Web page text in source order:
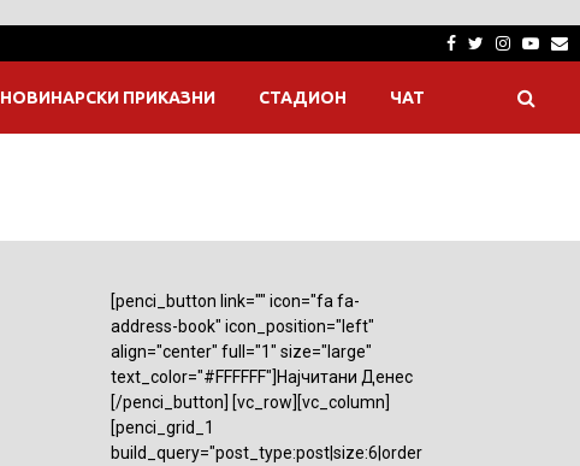
Facebook
Twitter
НОВИНАРСКИ ПРИКАЗНИ СТАДИОН ЧАТ
[penci_button link="" icon="fa fa-
address-book" icon_position="left"
align="center" full="1" size="large"
text_color="#FFFFFF"]Најчитани Денес
[/penci_button] [vc_row][vc_column]
[penci_grid_1
build_query="post_type:post|size:6|order